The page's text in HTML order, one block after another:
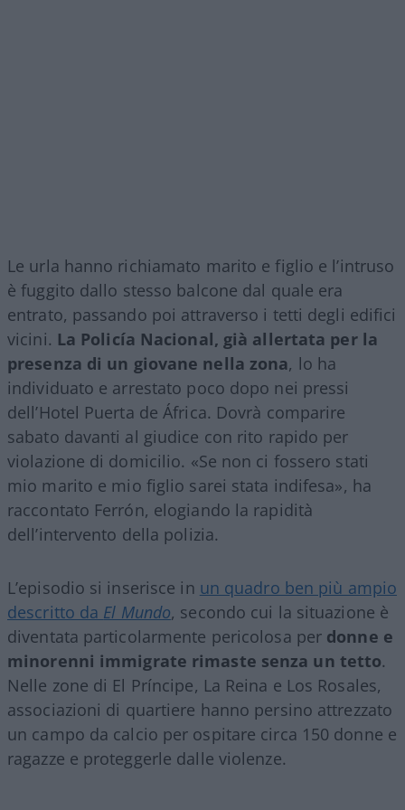
Le urla hanno richiamato marito e figlio e l’intruso
è fuggito dallo stesso balcone dal quale era
entrato, passando poi attraverso i tetti degli edifici
vicini. La Policía Nacional, già allertata per la
presenza di un giovane nella zona, lo ha
individuato e arrestato poco dopo nei pressi
dell’Hotel Puerta de África. Dovrà comparire
sabato davanti al giudice con rito rapido per
violazione di domicilio. «Se non ci fossero stati
mio marito e mio figlio sarei stata indifesa», ha
raccontato Ferrón, elogiando la rapidità
dell’intervento della polizia.
L’episodio si inserisce in un quadro ben più ampio
descritto da El Mundo, secondo cui la situazione è
diventata particolarmente pericolosa per donne e
minorenni immigrate rimaste senza un tetto.
Nelle zone di El Príncipe, La Reina e Los Rosales,
associazioni di quartiere hanno persino attrezzato
un campo da calcio per ospitare circa 150 donne e
ragazze e proteggerle dalle violenze.